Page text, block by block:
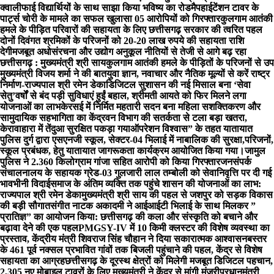
क्वालीफाई विद्यार्थियों के साथ साझा किया भविष्य का रोडमैपहाईटेंशन टावर के
पार्ट्स चोरी के मामले का सफल खुलासा 05 आरोपियों को गिरफ्तारकुलगाम आतंकी
हमले के पीड़ित परिवारों की सहायता के लिए छत्तीसगढ़ सरकार की त्वरित पहल
दोनों दिवंगत श्रमिकों के परिजनों को 20-20 लाख रुपये की सहायता राशि
देगीमजबूत अधोसंरचना और उद्योग अनुकूल नीतियों से तेजी से आगे बढ़ रहा
छत्तीसगढ़ : मुख्यमंत्री श्री सायकुलगाम आतंकी हमले के पीड़ितों के परिजनों से उप
मुख्यमंत्री विजय शर्मा ने की बातयुवा ज्ञान, नवाचार और नैतिक मूल्यों से करें राष्ट्र
निर्माण-राज्यपाल श्री रमेन डेका​डिजिटल सुशासन की नई मिसाल बना ‘सेवा
सेतु’वर्षों से बंद पड़ी सुविधाएं हुईं बहाल, श्रीमती आयते को फिर मिलने लगा
योजनाओं का लाभकेरसई में निर्मित महतारी सदन बना महिला सशक्तिकरण और
सामुदायिक सहभागिता का केंद्रवन विभाग की सतर्कता से टला बड़ा खतरा,
केरावाहारा में तेंदुआ सुरक्षित पकड़ा गयाऑपरेशन विश्वास” के तहत यातायात
पुलिस दुर्ग द्वारा एसएनजी स्कूल, सेक्टर-04 भिलाई में नाबालिक की सुरक्षा,परिजनों,
स्कूल प्रबंधक, हेतु यातायात जागरूकता कार्यक्रम आयोजित किया गया।जामुल
पुलिस ने 2.360 किलोग्राम गांजा सहित आरोपी को किया गिरफ्तारजनसंपर्क
संचालनालय के सहायक ग्रेड-03 गुलजारी लाल तम्बोली को सेवानिवृत्ति पर दी गई
भावभीनी विदाईसमाज के अंतिम व्यक्ति तक पहुंचे शासन की योजनाओं का लाभ:
राज्यपाल श्री रमेन डेकामुख्यमंत्री श्री साय की पहल से जशपुर को सड़क विकास
की बड़ी सौगातसंगीत नाटक अकादमी ने आईआईटी भिलाई के साथ मिलकर ”
प्रातिज्ञ” का आयोजन किया: छत्तीसगढ़ की कला और संस्कृति को बचाने और
बढ़ावा देने की एक पहलPMGSY-IV में 10 किमी क्लस्टर की विशेष व्यवस्था का
प्रस्ताव, केंद्रीय मंत्री शिवराज सिंह चौहान ने दिया सकारात्मक आश्वासनबस्तर
के 461 पूर्व नक्सल प्रभावित गांवों तक बिजली पहुंचाने की पहल, केंद्र से विशेष
सहायता का आग्रहछत्तीसगढ़ के दूरस्थ क्षेत्रों को मिलेगी मजबूत डिजिटल पहचान,
2,305 नए मोबाइल टावरों के लिए मुख्यमंत्री ने केंद्र से मांगी मंजूरीप्रधानमंत्री